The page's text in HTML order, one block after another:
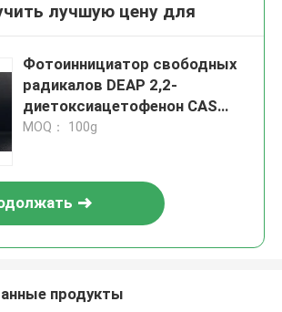
лучшую цену для
Фотоиннициатор свободных
радикалов DEAP 2,2-
диетоксиацетофенон CAS
6175-45-7 Высокая
MOQ： 100g
продукты